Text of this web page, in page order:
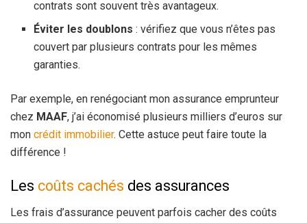
contrats sont souvent très avantageux.
Éviter les doublons : vérifiez que vous n’êtes pas
couvert par plusieurs contrats pour les mêmes
garanties.
Par exemple, en renégociant mon assurance emprunteur
chez MAAF, j’ai économisé plusieurs milliers d’euros sur
mon crédit immobilier. Cette astuce peut faire toute la
différence !
Les coûts cachés des assurances
Les frais d’assurance peuvent parfois cacher des coûts